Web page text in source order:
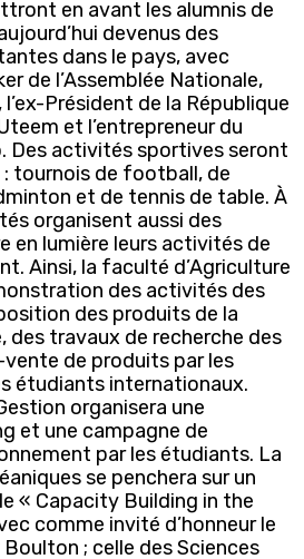
en avant les alumnis de
devenus des
dans le pays, avec
de l’Assemblée Nationale,
Président de la République
et l’entrepreneur du
Des activités sportives seront
: tournois de football, de
et de tennis de table. À
organisent aussi des
en lumière leurs activités de
Ainsi, la faculté d’Agriculture
des activités des
des produits de la
des travaux de recherche des
de produits par les
étudiants internationaux.
organisera une
et une campagne de
par les étudiants. La
se penchera sur un
« Capacity Building in the
comme invité d’honneur le
; celle des Sciences